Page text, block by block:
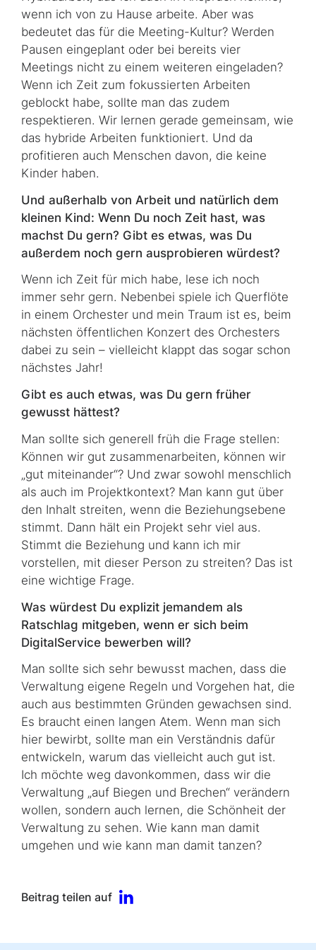
wenn ich von zu Hause arbeite. Aber was
bedeutet das für die Meeting-Kultur? Werden
Pausen eingeplant oder bei bereits vier
Meetings nicht zu einem weiteren eingeladen?
Wenn ich Zeit zum fokussierten Arbeiten
geblockt habe, sollte man das zudem
respektieren. Wir lernen gerade gemeinsam, wie
das hybride Arbeiten funktioniert. Und da
profitieren auch Menschen davon, die keine
Kinder haben.
Und außerhalb von Arbeit und natürlich dem
kleinen Kind: Wenn Du noch Zeit hast, was
machst Du gern? Gibt es etwas, was Du
außerdem noch gern ausprobieren würdest?
Wenn ich Zeit für mich habe, lese ich noch
immer sehr gern. Nebenbei spiele ich Quer­flöte
in einem Orchester und mein Traum ist es, beim
nächsten öffentlichen Konzert des Orchesters
dabei zu sein – vielleicht klappt das sogar schon
nächstes Jahr!
Gibt es auch etwas, was Du gern früher
gewusst hättest?
Man sollte sich generell früh die Frage stellen:
Können wir gut zusammenarbeiten, können wir
„gut miteinander“? Und zwar sowohl menschlich
als auch im Projektkontext? Man kann gut über
den Inhalt streiten, wenn die Beziehungsebene
stimmt. Dann hält ein Projekt sehr viel aus.
Stimmt die Beziehung und kann ich mir
vorstellen, mit dieser Person zu streiten? Das ist
eine wichtige Frage.
Was würdest Du explizit jemandem als
Ratschlag mitgeben, wenn er sich beim
DigitalService bewerben will?
Man sollte sich sehr bewusst machen, dass die
Verwaltung eigene Regeln und Vorgehen hat, die
auch aus bestimmten Gründen gewachsen sind.
Es braucht einen langen Atem. Wenn man sich
hier bewirbt, sollte man ein Verständnis dafür
entwickeln, warum das vielleicht auch gut ist.
Ich möchte weg davonkommen, dass wir die
Verwaltung „auf Biegen und Brechen“ verändern
wollen, sondern auch lernen, die Schönheit der
Verwaltung zu sehen. Wie kann man damit
umgehen und wie kann man damit tanzen?
Beitrag teilen auf